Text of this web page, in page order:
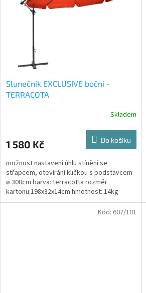
Slunečník EXCLUSIVE boční -
TERRACOTA
Skladem
1 580 Kč Do košíku
možnost nastavení úhlu stínění se
střapcem, otevírání kličkou s podstavcem
ø 300cm barva: terracotta rozměr
kartonu:198x32x14cm hmotnost: 14kg
Slunečník Exclusive o...
Kód: 607/101